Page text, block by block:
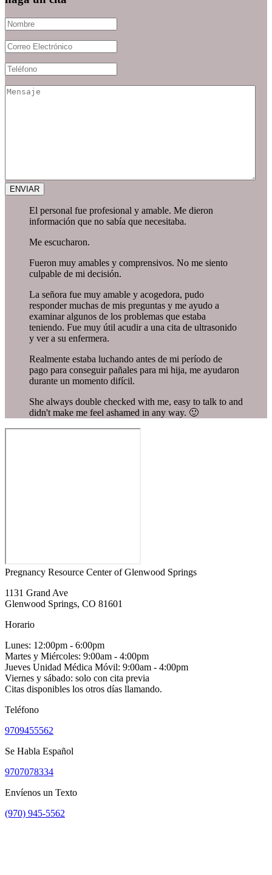
El personal fue profesional y amable. Me dieron
información que no sabía que necesitaba.
Me escucharon.
Fueron muy amables y comprensivos. No me siento
culpable de mi decisión.
La señora fue muy amable y acogedora, pudo
responder muchas de mis preguntas y me ayudo a
examinar algunos de los problemas que estaba
teniendo. Fue muy útil acudir a una cita de ultrasonido
y ver a su enfermera.
Realmente estaba luchando antes de mi período de
pago para conseguir pañales para mi hija, me ayudaron
durante un momento difícil.
She always double checked with me, easy to talk to and
didn't make me feel ashamed in any way. 🙂
Pregnancy Resource Center of Glenwood Springs
1131 Grand Ave
Glenwood Springs, CO 81601
Horario
Lunes: 12:00pm - 6:00pm
Martes y Miércoles: 9:00am - 4:00pm
Jueves Unidad Médica Móvil: 9:00am - 4:00pm
Viernes y sábado: solo con cita previa
Citas disponibles los otros días llamando.
Teléfono
9709455562
Se Habla Español
9707078334
Envíenos un Texto
(970) 945-5562